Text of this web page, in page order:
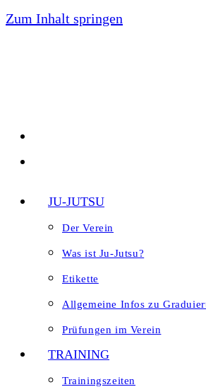
Zum Inhalt springen
JU-JUTSU
Der Verein
Was ist Ju-Jutsu?
Etikette
Allgemeine Infos zu
Prüfungen im Verein
TRAINING
Trainingszeiten